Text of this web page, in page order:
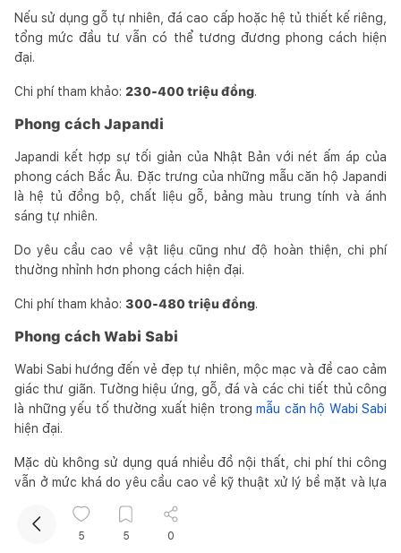
Nếu sử dụng gỗ tự nhiên, đá cao cấp hoặc hệ tủ thiết kế riêng,
tổng mức đầu tư vẫn có thể tương đương phong cách hiện
đại.
Chi phí tham khảo: 230-400 triệu đồng.
Phong cách Japandi
Japandi kết hợp sự tối giản của Nhật Bản với nét ấm áp của
phong cách Bắc Âu. Đặc trưng của những mẫu căn hộ Japandi
là hệ tủ đồng bộ, chất liệu gỗ, bảng màu trung tính và ánh
sáng tự nhiên.
Do yêu cầu cao về vật liệu cũng như độ hoàn thiện, chi phí
thường nhỉnh hơn phong cách hiện đại.
Chi phí tham khảo: 300-480 triệu đồng.
Phong cách Wabi Sabi
Wabi Sabi hướng đến vẻ đẹp tự nhiên, mộc mạc và đề cao cảm
giác thư giãn. Tường hiệu ứng, gỗ, đá và các chi tiết thủ công
là những yếu tố thường xuất hiện trong mẫu căn hộ Wabi Sabi
hiện đại.
Mặc dù không sử dụng quá nhiều đồ nội thất, chi phí thi công
vẫn ở mức khá do yêu cầu cao về kỹ thuật xử lý bề mặt và lựa
Chi phí tham khảo:300-500 triệu đồng
5 5 0
Mua sắm hoàn thiện nhà